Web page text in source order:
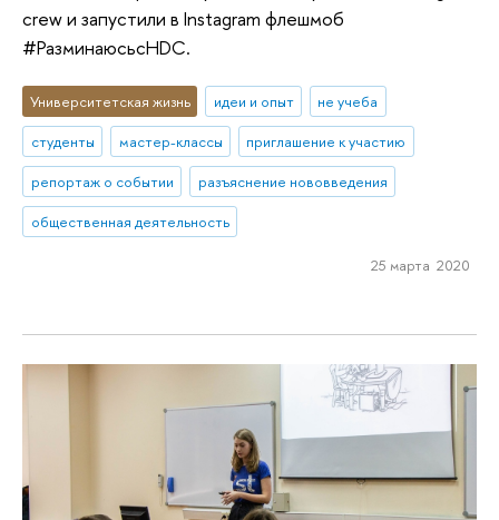
crew и запустили в Instagram флешмоб
#РазминаюсьсHDC.
Университетская жизнь идеи и опыт
не учеба
студенты
мастер-классы
приглашение к участию
репортаж о событии
разъяснение нововведения
общественная деятельность
25 марта 2020